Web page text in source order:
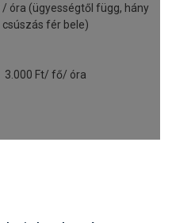
/ óra (ügyességtől függ, hány
csúszás fér bele)
3.000 Ft/ fő/ óra